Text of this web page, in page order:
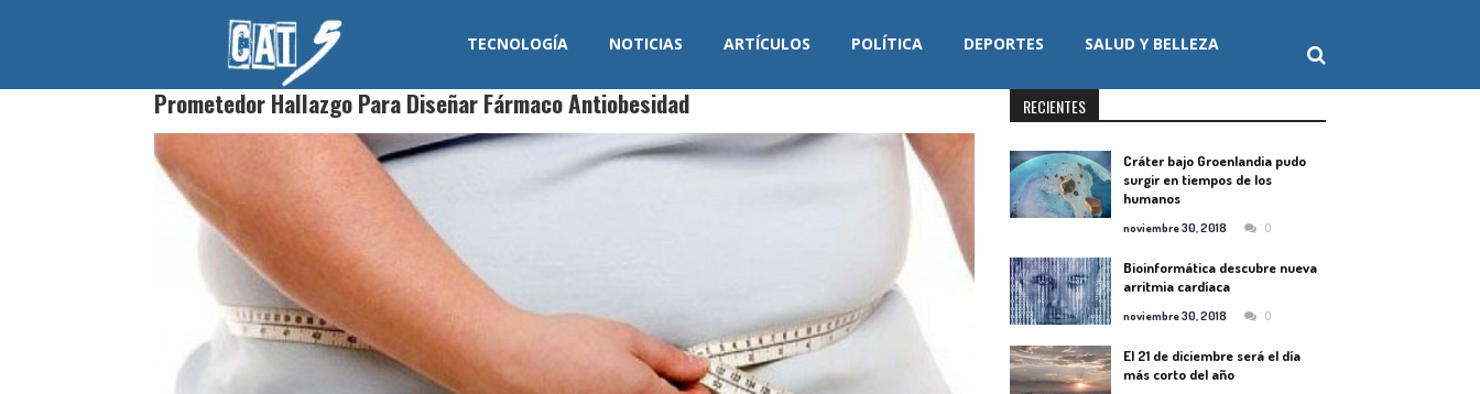
Cat 5
TECNOLOGÍA NOTICIAS ARTÍCULOS POLÍTICA DEPORTES SALUD Y BELLEZA
Prometedor Hallazgo Para Diseñar Fármaco Antiobesidad RECIENTES
Cráter bajo Groenlandia pudo
surgir en tiempos de los
humanos
noviembre 30, 2018 0
Bioinformática descubre nueva
arritmia cardíaca
noviembre 30, 2018 0
El 21 de diciembre será el día
más corto del año